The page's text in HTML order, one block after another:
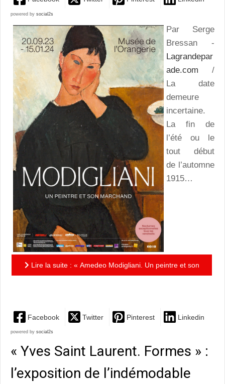
powered by social2s
Par Serge
Bressan -
Lagrandepar
ade.com /
La date
demeure
incertaine.
La fin de
l’été ou le
tout début
de l’automne
1915…
Lire la suite : « Amedeo Modigliani. Un peintre et son
Facebook Twitter Pinterest Linkedin
powered by social2s
« Yves Saint Laurent. Formes » :
l’exposition de l’indémodable